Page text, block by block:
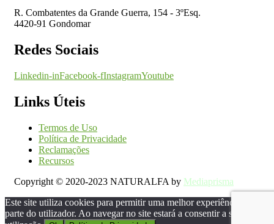
R. Combatentes da Grande Guerra, 154 - 3ºEsq.
4420-91 Gondomar
Redes Sociais
Linkedin-inFacebook-fInstagramYoutube
Links Úteis
Termos de Uso
Política de Privacidade
Reclamações
Recursos
Copyright © 2020-2023 NATURALFA by Mediaprisma
Este site utiliza cookies para permitir uma melhor experiência por
parte do utilizador. Ao navegar no site estará a consentir a sua